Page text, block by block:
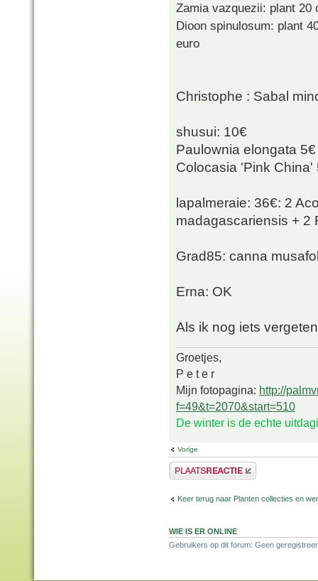
Zamia vazquezii: plant 20
Dioon spinulosum: plant
euro
Christophe : Sabal
shusui: 10€
Paulownia elongata 5€
Colocasia 'Pink China'
lapalmeraie: 36€: 2
madagascariensis + 2
Grad85: canna
Erna: OK
Als ik nog iets
Groetjes,
P e t e r
Mijn fotopagina: http://
f=49&t=2070&start=510
De winter is de echte
Vorige
Plaats een reactie
Keer terug naar Planten collecties en
WIE IS ER ONLINE
Gebruikers op dit forum: Geen